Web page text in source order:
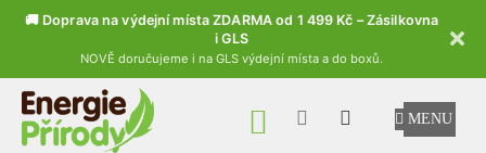
🚚 Doprava na výdejní místa ZDARMA od 1 499 Kč – Zásilkovna
i GLS
NOVĚ doručujeme i na GLS výdejní místa a do boxů.
Přejít na obsah
NÁKUPNÍ KOŠÍK